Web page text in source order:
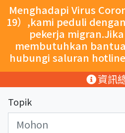
跳至主要內容
Menghadapi Virus
19）,kami peduli
pekerja
membutuhkan
hubungi saluran hotline
資訊
Topik